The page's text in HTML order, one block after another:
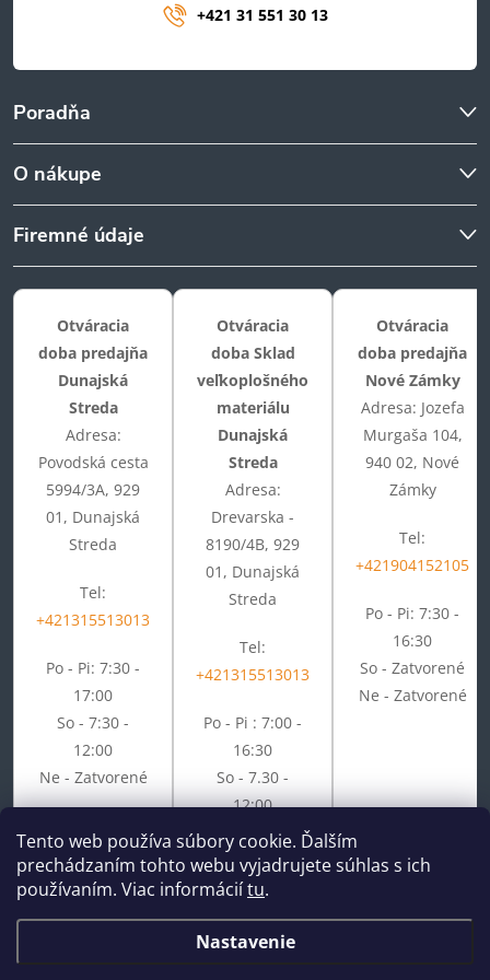
Tento web používa súbory cookie. Ďalším
prechádzaním tohto webu vyjadrujete súhlas s ich
používaním. Viac informáciítu.
Nastavenie
Poradňa
O nákupe
Firemné údaje
+421 31 551 30 13
Otváracia
doba predajňa
Dunajská
Streda
Adresa:
Povodská cesta
5994/3A, 929
01, Dunajská
Streda
Tel:
+421315513013
Po - Pi: 7:30 -
17:00
So - 7:30 -
12:00
Ne - Zatvorené
Otváracia
doba Sklad
veľkoplošného
materiálu
Dunajská
Streda
Adresa:
Drevarska -
8190/4B, 929
01, Dunajská
Streda
Tel:
+421315513013
Po - Pi : 7:00 -
16:30
So - 7.30 -
12:00
Ne - Zatvorené
Otváracia
doba predajňa
Nové Zámky
Adresa: Jozefa
Murgaša 104,
940 02, Nové
Zámky
Tel:
+421904152105
Po - Pi: 7:30 -
16:30
So - Zatvorené
Ne - Zatvorené